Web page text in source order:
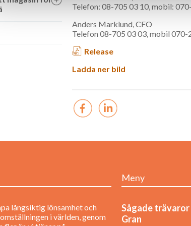
Telefon: 08-705 03 10, mobil:
Anders Marklund, CFO
Telefon 08-705 03 03, mobil 070-
Release
Ladda ner bild
långsiktig lönsamhet och
i världen, genom
Meny
Sågade trävaror
Gran